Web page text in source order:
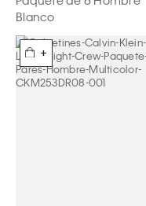
Blanco
+